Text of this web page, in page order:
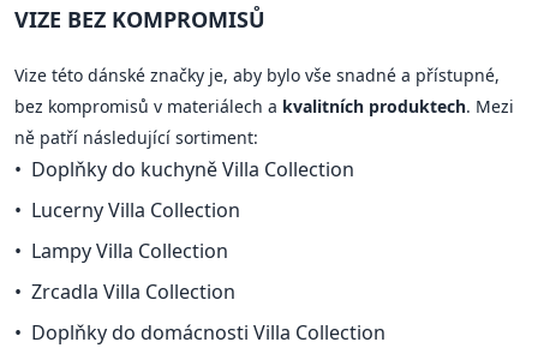
VIZE BEZ KOMPROMISŮ
Vize této dánské značky je, aby bylo vše snadné a přístupné,
bez kompromisů v materiálech a kvalitních produktech. Mezi
ně patří následující sortiment:
Doplňky do kuchyně Villa Collection
Lucerny Villa Collection
Lampy Villa Collection
Zrcadla Villa Collection
Doplňky do domácnosti Villa Collection